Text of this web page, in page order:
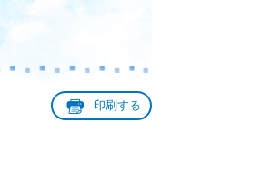
印刷する